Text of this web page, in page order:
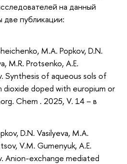
на данный
публикации:
M.A. Popkov, D.N.
M.R. Protsenko, A.E.
Synthesis of aqueous sols of
dioxide doped with europium or
Chem . 2025, V. 14 – в
D.N. Vasilyeva, M.A.
V.M. Gumenyuk, A.E.
Anion-exchange mediated